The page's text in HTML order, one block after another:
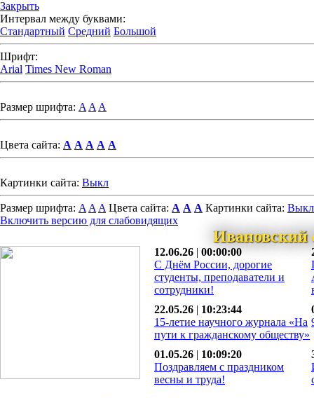
Закрыть
Интервал между буквами:
Стандартный Средний Большой
Шрифт:
Arial Times New Roman
Размер шрифта: A A A
Цвета сайта: A A A A A
Картинки сайта: Выкл
Размер шрифта: A A A Цвета сайта: A A A Картинки сайта: Выкл
Включить версию для слабовидящих
12.06.26 | 00:00:00
С Днём России, дорогие
студенты, преподаватели и
сотрудники!
22.05.26 | 10:23:44
15-летие научного журнала «На
пути к гражданскому обществу»
01.05.26 | 10:09:20
Поздравляем с праздником
весны и труда!